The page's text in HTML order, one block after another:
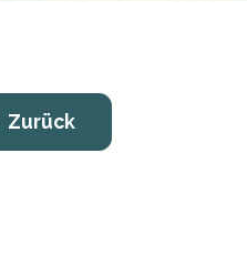
Zurück